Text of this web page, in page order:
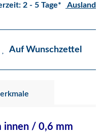
2 - 5 Tage* Ausland
Auf Wunschzettel
innen / 0,6 mm